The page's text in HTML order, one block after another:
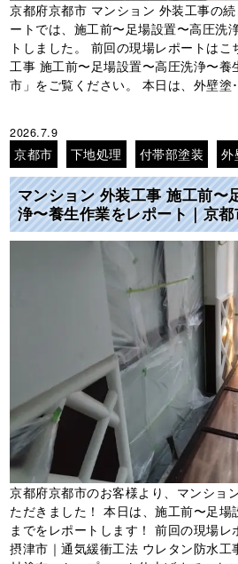
京都府京都市 マンション 外装工事の
ートでは、施工前〜足場設置〜高圧洗
トしました。 前回の現場レポートは
工事 施工前〜足場設置〜高圧洗浄〜養
市」をご覧ください。 本日は、外壁塗
2026.7.9
京都市 下地処理 付帯部塗装 外
マンション 外装工事 施工前〜
浄〜養生作業をレポート｜京都
京都府京都市のお客様より、マンショ
ただきました！ 本日は、施工前〜足
までをレポートします！ 前回の現場
摂津市｜通気緩衝工法 ウレタン防水工